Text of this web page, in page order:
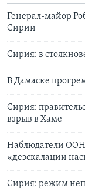
Генерал-майор
Сирии
Сирия: в
В Дамаске
Сирия:
взрыв в Хаме
Наблюдатели ООН
«деэскалации
Сирия: режим